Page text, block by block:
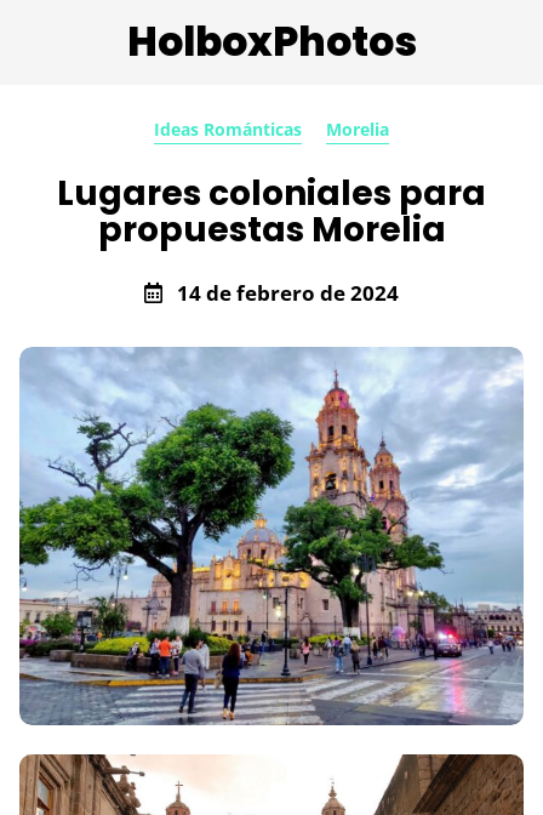
HolboxPhotos
Ideas Románticas Morelia
Lugares coloniales para
propuestas Morelia
14 de febrero de 2024